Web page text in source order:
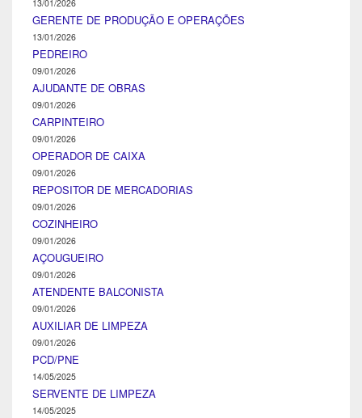
13/01/2026
GERENTE DE PRODUÇÃO E OPERAÇÕES
13/01/2026
PEDREIRO
09/01/2026
AJUDANTE DE OBRAS
09/01/2026
CARPINTEIRO
09/01/2026
OPERADOR DE CAIXA
09/01/2026
REPOSITOR DE MERCADORIAS
09/01/2026
COZINHEIRO
09/01/2026
AÇOUGUEIRO
09/01/2026
ATENDENTE BALCONISTA
09/01/2026
AUXILIAR DE LIMPEZA
09/01/2026
PCD/PNE
14/05/2025
SERVENTE DE LIMPEZA
14/05/2025